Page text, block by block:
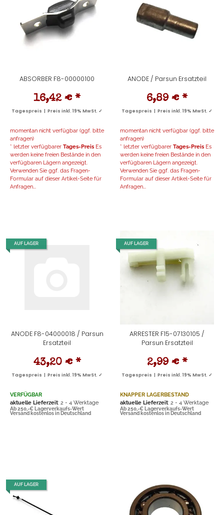
ABSORBER F8-00000100
16,42 € *
Tagespreis | Preis inkl. 19% MwSt. ✓
momentan nicht verfügbar (ggf. bitte
anfragen)
* letzter verfügbarer Tages-Preis Es
werden keine freien Bestände in den
verfügbaren Lägern angezeigt.
Verwenden Sie ggf. das Fragen-
Formular auf dieser Artikel-Seite für
Anfragen...
ANODE / Parsun Ersatzteil
6,89 € *
Tagespreis | Preis inkl. 19% MwSt. ✓
momentan nicht verfügbar (ggf. bitte
anfragen)
* letzter verfügbarer Tages-Preis Es
werden keine freien Bestände in den
verfügbaren Lägern angezeigt.
Verwenden Sie ggf. das Fragen-
Formular auf dieser Artikel-Seite für
Anfragen...
AUF LAGER
ANODE F8-04000018 / Parsun
Ersatzteil
43,20 € *
Tagespreis | Preis inkl. 19% MwSt. ✓
VERFÜGBAR
aktuelle Lieferzeit: 2 - 4 Werktage
Ab 250,-€ Lagerverkaufs-Wert
Versand kostenlos in Deutschland
AUF LAGER
ARRESTER F15-07130105 /
Parsun Ersatzteil
2,99 € *
Tagespreis | Preis inkl. 19% MwSt. ✓
KNAPPER LAGERBESTAND
aktuelle Lieferzeit: 2 - 4 Werktage
Ab 250,-€ Lagerverkaufs-Wert
Versand kostenlos in Deutschland
AUF LAGER